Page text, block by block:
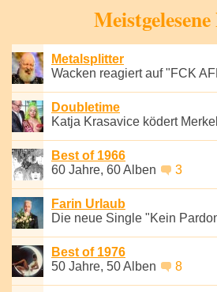
Meistgelesene
Metalsplitter
Wacken reagiert auf "FCK
Doubletime
Katja Krasavice ködert Merkel
Best of 1966
60 Jahre, 60 Alben
3
Farin Urlaub
Die neue Single "Kein
Best of 1976
50 Jahre, 50 Alben
8